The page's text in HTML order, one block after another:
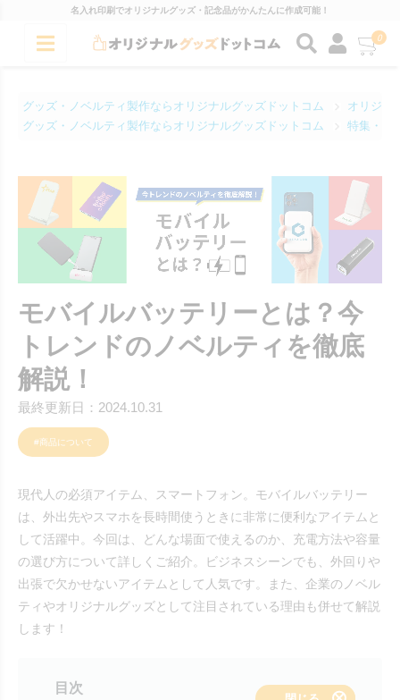
名入れ印刷でオリジナルグッズ・記念品がかんたんに作成可能！
0
グッズ・ノベルティ製作ならオリジナルグッズドットコム
オリジナ
グッズ・ノベルティ製作ならオリジナルグッズドットコム
特集・コ
モバイルバッテリーとは？今
トレンドのノベルティを徹底
解説！
最終更新日：2024.10.31
#商品について
現代人の必須アイテム、スマートフォン。モバイルバッテリー
は、外出先やスマホを長時間使うときに非常に便利なアイテムと
して活躍中。今回は、どんな場面で使えるのか、充電方法や容量
の選び方について詳しくご紹介。ビジネスシーンでも、外回りや
出張で欠かせないアイテムとして人気です。また、企業のノベル
ティやオリジナルグッズとして注目されている理由も併せて解説
します！
目次